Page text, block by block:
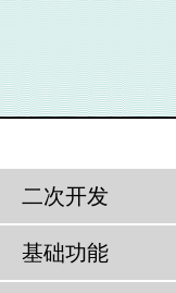
二次开发
基础功能